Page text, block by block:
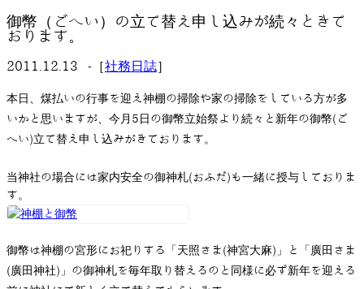
洗心・ふれあい・体験
お願いごと
神前結婚式
採用情報
八甲田山神社
海葬
古墳型合葬
奉祝記念事業
御幣（ごへい）の立て替え申し込みが続々ときて
おります。
2011.12.13 -［社務日誌］
本日、煤払いの行事を迎え神棚の掃除や家の掃除をしている方が多
いかと思いますが、今月5日の御幣立始祭より続々と新年の御幣(ご
へい)立て替え申し込みがきております。
当神社の場合には家内安全の御神札(おふだ)も一緒に授与しておりま
す。
御幣は神棚の宮形にお祀りする「天照さま(神宮大麻)」と「廣田さま
(廣田神社)」の御神札を毎年取り替えるのと同様に必ず新年を迎える